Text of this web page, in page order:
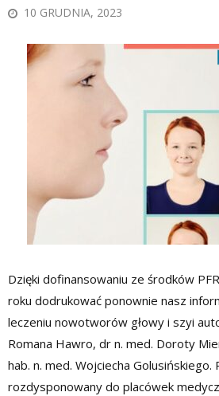
10 GRUDNIA, 2023
Dzięki dofinansowaniu ze środków
roku dodrukować ponownie nasz
leczeniu nowotworów głowy i szyi
Romana Hawro, dr n. med. Doroty
hab. n. med. Wojciecha Golusińskiego.
rozdysponowany do placówek